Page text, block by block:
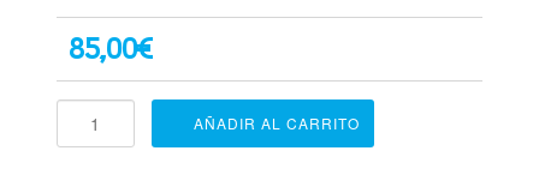
85,00€
cantidad
AÑADIR AL CARRITO